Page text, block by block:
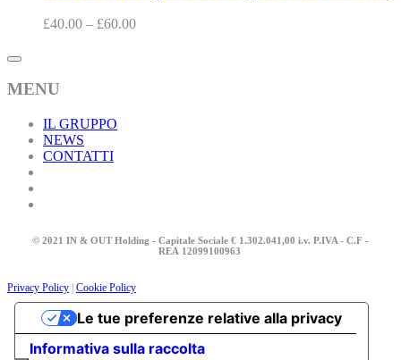
£40.00 – £60.00
MENU
IL GRUPPO
NEWS
CONTATTI
© 2021 IN & OUT Holding - Capitale Sociale € 1.302.041,00 i.v. P.IVA - C.F -
REA 12099100963
Privacy Policy | Cookie Policy
Informativa sulla raccolta
Le tue preferenze relative alla privacy